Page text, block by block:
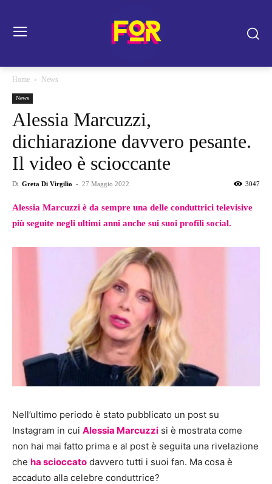
Home News
News
Alessia Marcuzzi,
dichiarazione davvero pesante.
Il video è scioccante
Di Greta Di Virgilio - 27 Maggio 2022 3047
Alessia Marcuzzi è da sempre una delle conduttrici televisive
più seguite negli ultimi anni anche sui suoi profili social.
Nell’ultimo periodo è stato pubblicato un post su
Instagram in cui Alessia Marcuzzi si è mostrata come
non hai mai fatto prima e al post è seguita una rivelazione
che ha scioccato davvero tutti i suoi fan. Ma cosa è
accaduto alla celebre conduttrice?